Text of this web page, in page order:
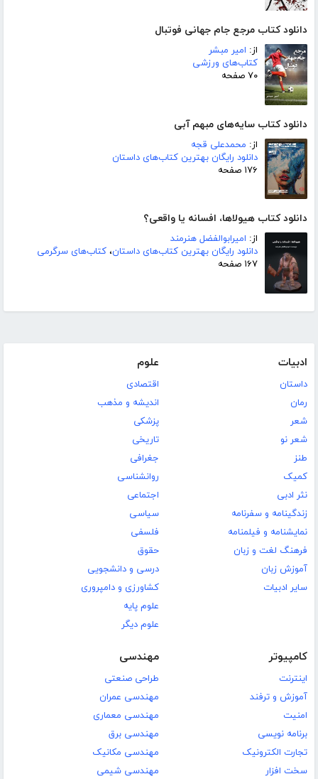
دانلود کتاب مرجع جام جهانی فوتبال
از: امیر مبشر
کتاب‌های ورزشی
۷۰ صفحه
دانلود کتاب سایه‌های مبهم آبی
از: محمدعلی قجه
دانلود رایگان بهترین کتاب‌های داستان
۱۷۶ صفحه
دانلود کتاب هیولاها، افسانه یا واقعی؟
از: امیرابوالفضل هنرمند
دانلود رایگان بهترین کتاب‌های داستان، کتاب‌های سرگرمی
۱۶۷ صفحه
ادبیات
داستان
رمان
شعر
شعر نو
طنز
کمیک
نثر ادبی
زندگینامه و سفرنامه
نمایشنامه و فیلمنامه
فرهنگ لغت و زبان
آموزش زبان
سایر ادبیات
علوم
اقتصادی
اندیشه و مذهب
پزشکی
تاریخی
جغرافی
روانشناسی
اجتماعی
سیاسی
فلسفی
حقوق
درسی و دانشجویی
کشاورزی و دامپروری
علوم پایه
علوم دیگر
کامپیوتر
اینترنت
آموزش و ترفند
امنیت
برنامه نویسی
تجارت الکترونیک
سخت افزار
مهندسی
طراحی صنعتی
مهندسی عمران
مهندسی معماری
مهندسی برق
مهندسی مکانیک
مهندسی شیمی